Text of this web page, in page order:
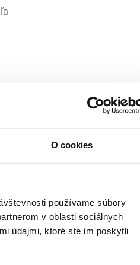
O cookies
používame súbory
v oblasti sociálnych
údajmi, ktoré ste im poskytli